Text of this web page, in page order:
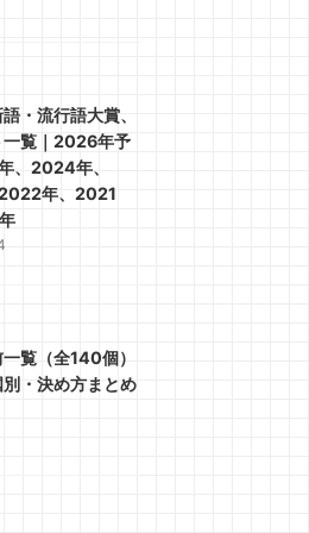
語・流行語大賞、
一覧｜2026年予
、2024年、
年、2021
覧（全140個）
別・決め方まとめ